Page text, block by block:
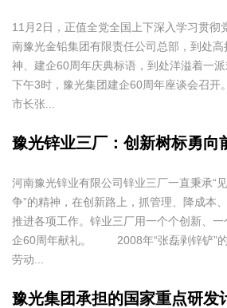
11月2日，正值全党全国上下深入学习贯彻
南豫光金铅集团有限责任公司总部，到处
神、建企60周年庆典标语，到处洋溢着
下午3时，豫光集团建企60周年座谈会召开
市长张...
豫光锌业三厂：创新树标勇向
河南豫光锌业有限公司锌业三厂一直秉承“
争”的精神，在创新路上，抓管理、降成本
推进各项工作。锌业三厂用一个个创新、
企60周年献礼。 2008年“张磊剥锌铲”的
劳动...
豫光集团承担的国家重点研发